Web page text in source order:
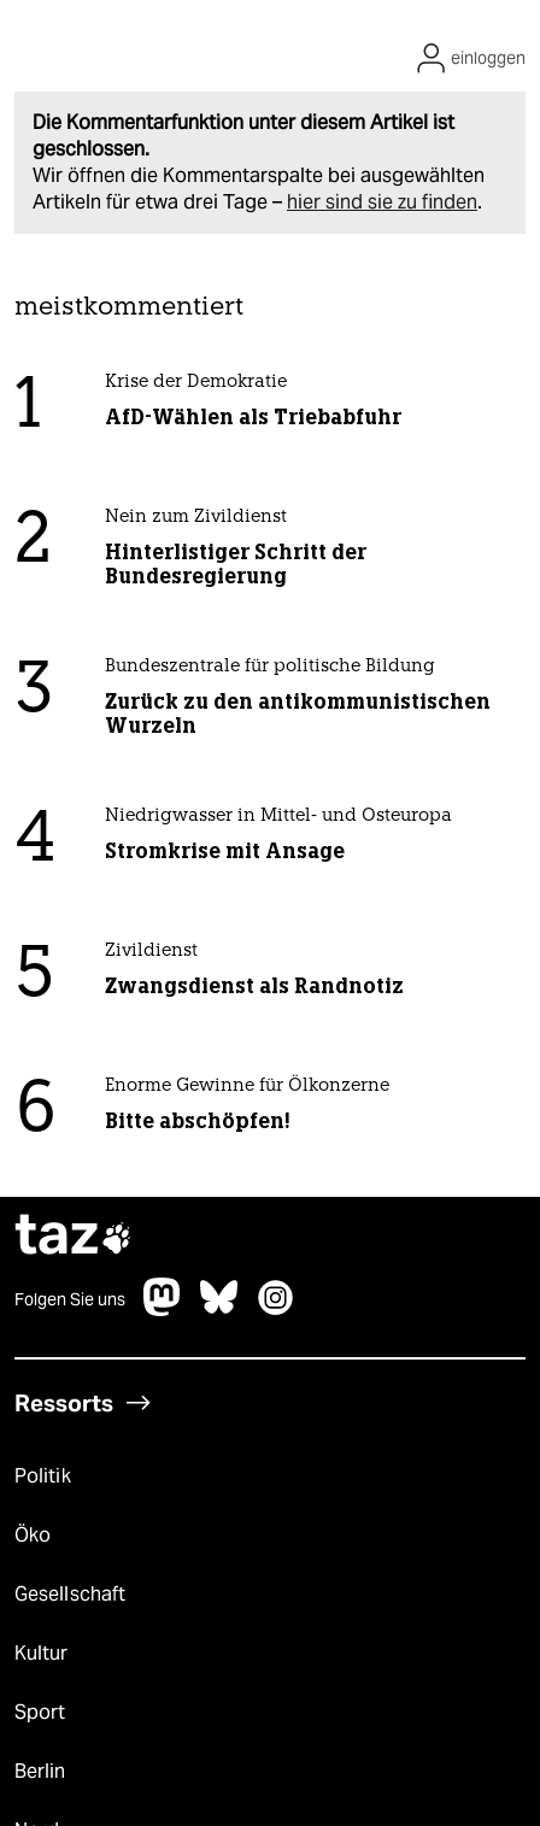
Die Kommentarfunktion unter diesem Artikel ist
geschlossen.
Wir öffnen die Kommentarspalte bei ausgewählten
Artikeln für etwa drei Tage – hier sind sie zu finden.
einloggen
meistkommentiert
1 Krise der Demokratie
AfD-Wählen als Triebabfuhr
2 Nein zum Zivildienst
Hinterlistiger Schritt der
Bundesregierung
3 Bundeszentrale für politische Bildung
Zurück zu den antikommunistischen
Wurzeln
4 Niedrigwasser in Mittel- und Osteuropa
Stromkrise mit Ansage
5 Zivildienst
Zwangsdienst als Randnotiz
6 Enorme Gewinne für Ölkonzerne
Bitte abschöpfen!
taz
Folgen Sie uns
Ressorts
Politik
Öko
Gesellschaft
Kultur
Sport
Berlin